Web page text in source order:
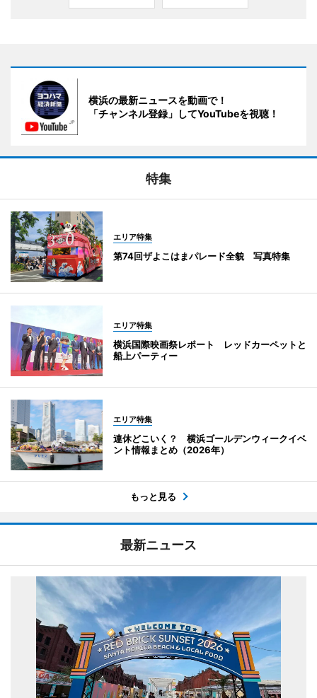
横浜の最新ニュースを動画で！
「チャンネル登録」してYouTubeを視聴！
特集
エリア特集
第74回ザよこはまパレード全貌 写真特集
エリア特集
横浜国際映画祭レポート レッドカーペットと
船上パーティー
エリア特集
連休どこいく？ 横浜ゴールデンウィークイベ
ント情報まとめ（2026年）
もっと見る
最新ニュース